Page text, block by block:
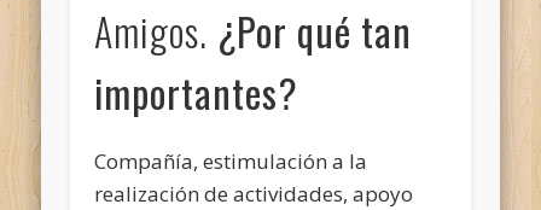
Amigos. ¿Por qué tan
importantes?
Compañía, estimulación a la
realización de actividades, apoyo